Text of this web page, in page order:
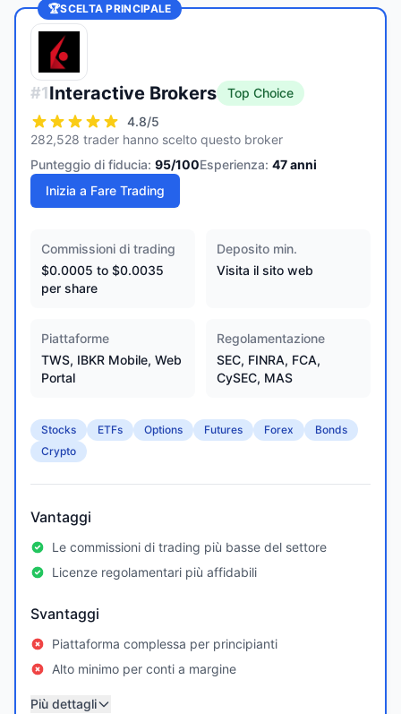
🏆SCELTA PRINCIPALE
#1Interactive Brokers
Top Choice
4.8/5
282,528 trader hanno scelto questo broker
Punteggio di fiducia: 95/100Esperienza: 47anni
Inizia a Fare Trading
Commissioni di trading
$0.0005 to $0.0035
per share
Deposito min.
Visita il sito web
Piattaforme
TWS, IBKR Mobile, Web
Portal
Regolamentazione
SEC, FINRA, FCA,
CySEC, MAS
Stocks ETFs Options Futures Forex
Bonds
Crypto
Vantaggi
Le commissioni di trading più basse del settore
Licenze regolamentari più affidabili
Svantaggi
Piattaforma complessa per principianti
Alto minimo per conti a margine
Più dettagli